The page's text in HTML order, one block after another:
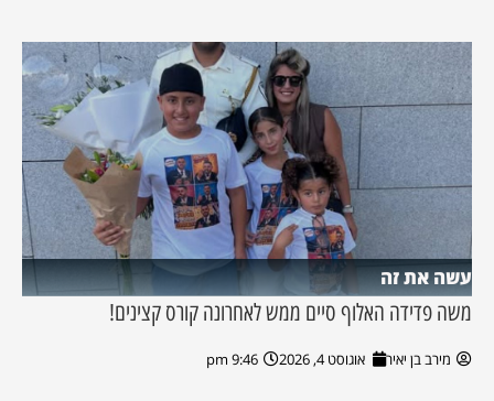
עשה את זה
משה פדידה האלוף סיים ממש לאחרונה קורס קצינים!
מירב בן יאיר אוגוסט 4, 2026 9:46 pm